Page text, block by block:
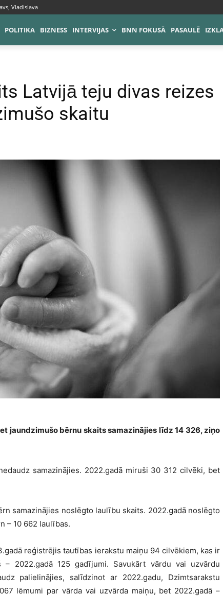
Vladislava
POLITIKA BIZNESS INTERVIJAS BNN FOKUSĀ PASAULĒ
Latvijā teju divas reizes
skaitu
jaundzimušo bērnu skaits samazinājies līdz 14 326, ziņo
samazinājies. 2022.gadā miruši 30 312 cilvēki, bet
samazinājies noslēgto laulību skaits. 2022.gadā noslēgto
– 10 662 laulības.
reģistrējis tautības ierakstu maiņu 94 cilvēkiem, kas ir
– 2022.gadā 125 gadījumi. Savukārt vārdu vai uzvārdu
palielinājies, salīdzinot ar 2022.gadu, Dzimtsarakstu
lēmumi par vārda vai uzvārda maiņu, bet 2022.gadā –